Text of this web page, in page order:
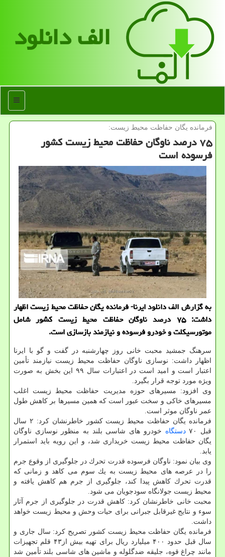
الف دانلود
منو
فرمانده یگان حفاظت محیط زیست:
۷۵ درصد ناوگان حفاظت محیط زیست كشور
فرسوده است
به گزارش الف دانلود ایرنا- فرمانده یگان حفاظت محیط زیست اظهار
داشت: ۷۵ درصد ناوگان حفاظت محیط زیست كشور شامل
موتورسیكلت و خودرو فرسوده و نیازمند بازسازی است.
سرهنگ جمشید محبت خانی روز چهارشنبه در گفت و گو با ایرنا
اظهار داشت: نوسازی ناوگان حفاظت محیط زیست نیازمند تأمین
اعتبار است و امید است در اعتبارات سال ۹۹ این بخش به صورت
ویژه مورد توجه قرار بگیرد.
وی افزود: مسیرهای حوزه مدیریت حفاظت محیط زیست اغلب
مسیرهای خاكی و سخت عبور است كه همین مسیرها بر كاهش طول
عمر ناوگان موثر است.
فرمانده یگان حفاظت محیط زیست كشور خاطرنشان كرد: ۲ سال
قبل ۷۰
دستگاه خودرو های شاسی بلند به منظور نوسازی ناوگان
یگان حفاظت محیط زیست خریداری شد، و این رویه باید استمرار
یابد.
وی بیان نمود: ناوگان فرسوده قدرت تحرك در جلوگیری از وقوع جرم
را در عرصه های محیط زیست به یك سوم می كاهد و زمانی كه
قدرت تحرك كاهش پیدا كند، جلوگیری از جرم هم كاهش یافته و
محیط زیست جولانگاه سودجویان می شود.
محبت خانی خاطرنشان كرد: كاهش قدرت در جلوگیری از جرم آثار
سوء و نتایج غیرقابل جبرانی برای حیات وحش و محیط زیست خواهد
داشت.
فرمانده یگان حفاظت محیط زیست كشور تصریح كرد: سال جاری و
سال قبل حدود ۴۰۰ میلیارد ریال برای تهیه بیش از۴۳ قلم تجهیزات
مانند چراغ قوه، جلیقه ضدگلوله و ماشین های شاسی بلند تأمین شد